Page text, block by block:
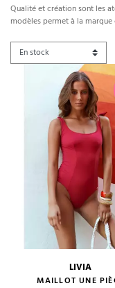
Qualité et création sont les
modèles permet à la
LIVIA
MAILLOT UNE